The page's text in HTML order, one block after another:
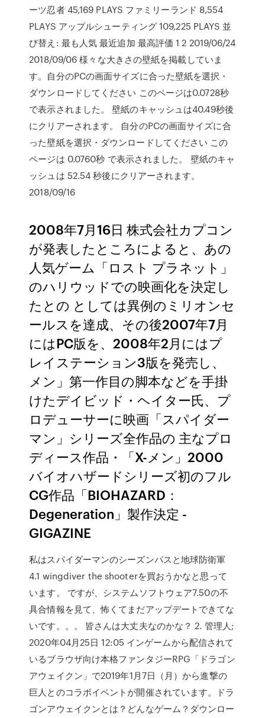
ーツ忍者 45,169 PLAYS ファミリーランド 8,554
PLAYS アップルシューティング 109,225 PLAYS 並
び替え: 最も人気 最近追加 最高評価 1 2 2019/06/24
2018/09/06 様々な大きさの壁紙を掲載していま
す。自分のPCの画面サイズに合った壁紙を選択・
ダウンロードしてください このページは0.0728秒
で表示されました。 壁紙のキャッシュは40.49秒後
にクリアーされます。 自分のPCの画面サイズに合
った壁紙を選択・ダウンロードしてください この
ページは 0.0760秒 で表示されました。 壁紙のキャ
ッシュは 52.54 秒後にクリアーされます。
2018/09/16
2008年7月16日 株式会社カプコン
が発表したところによると、あの
人気ゲーム「ロスト プラネット」
のハリウッドでの映画化を決定し
たとの としては異例のミリオンセ
ールスを達成、その後2007年7月
にはPC版を、2008年2月にはプ
レイステーション3版を発売し、
メン」第一作目の脚本などを手掛
けたデイビッド・ヘイター氏、プ
ロデューサーに映画「スパイダー
マン」シリーズ全作品の 主なプロ
ディース作品・「X-メン」2000
バイオハザードシリーズ初のフル
CG作品「BIOHAZARD：
Degeneration」製作決定 -
GIGAZINE
私はスパイダーマンのシーズンパスと地球防衛軍
4.1 wingdiver the shooterを買おうかなと思って
います。 ですが、システムソフトウェア7.50の不
具合情報を見て、怖くてまだアップデートできてな
いです。。。 皆さんは大丈夫なのかな？ 2. 管理人;
2020年04月25日 12:05 インゲームから配信されて
いるブラウザ向け本格ファンタジーRPG「ドラゴン
アウェイクン」で2019年1月7日（月）から進撃の
巨人とのコラボイベントが開催されています。ドラ
ゴンアウェイクンとは？どんなゲーム？ダウンロー